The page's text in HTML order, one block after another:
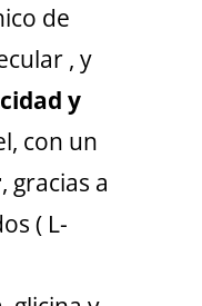
de
, y
y
con un
, gracias a
( L-